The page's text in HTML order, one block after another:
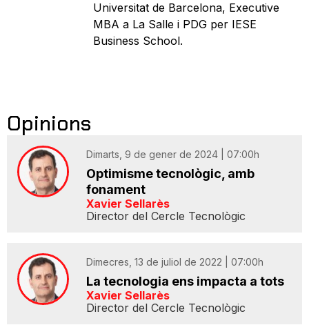
Universitat de Barcelona, Executive
MBA a La Salle i PDG per IESE
Business School.
Opinions
Dimarts, 9 de gener de 2024 | 07:00h
Optimisme tecnològic, amb
fonament
Xavier Sellarès
Director del Cercle Tecnològic
Dimecres, 13 de juliol de 2022 | 07:00h
La tecnologia ens impacta a tots
Xavier Sellarès
Director del Cercle Tecnològic